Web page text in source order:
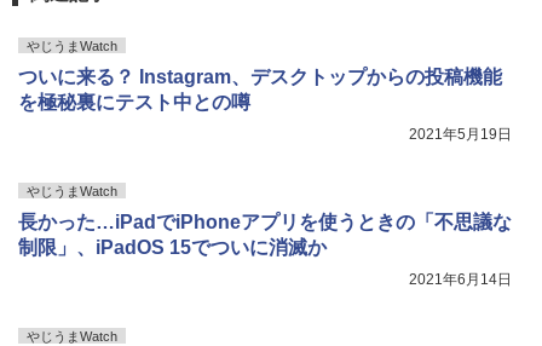
やじうまWatch
ついに来る？ Instagram、デスクトップからの投稿機能
を極秘裏にテスト中との噂
2021年5月19日
やじうまWatch
長かった…iPadでiPhoneアプリを使うときの「不思議な
制限」、iPadOS 15でついに消滅か
2021年6月14日
やじうまWatch